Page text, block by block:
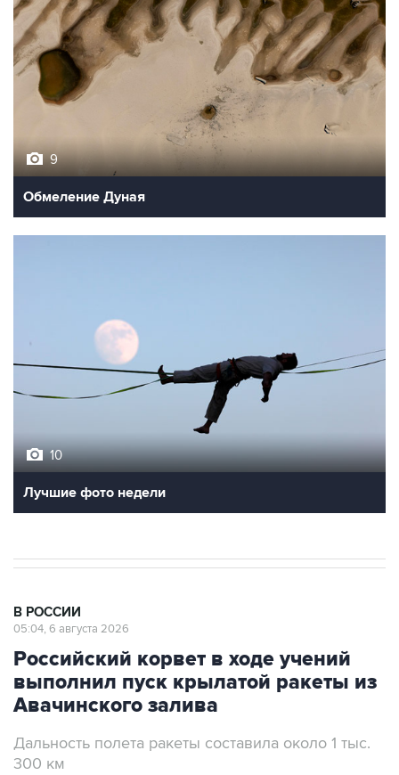
9
Обмеление Дуная
10
Лучшие фото недели
В РОССИИ
05:04, 6 августа 2026
Российский корвет в ходе учений
выполнил пуск крылатой ракеты из
Авачинского залива
Дальность полета ракеты составила около 1 тыс.
300 км